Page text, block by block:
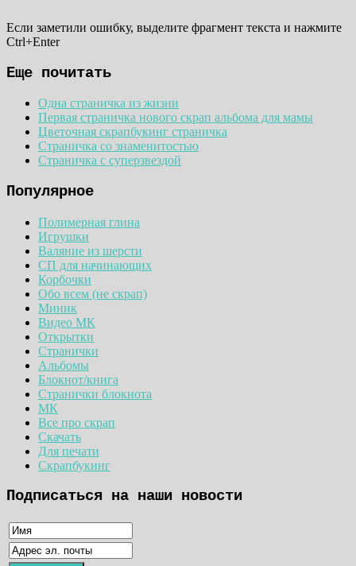
Если заметили ошибку, выделите фрагмент текста и нажмите
Ctrl+Enter
Еще почитать
Одна страничка из жизни
Первая страничка нового скрап альбома для мамы
Цветочная скрапбукинг страничка
Страничка со знаменитостью
Страничка с суперзвездой
Популярное
Полимерная глина
Игрушки
Валяние из шерсти
СП для начинающих
Корбочки
Обо всем (не скрап)
Миник
Видео МК
Открытки
Странички
Альбомы
Блокнот/книга
Странички блокнота
МК
Все про скрап
Скачать
Для печати
Скрапбукинг
Подписаться на наши новости